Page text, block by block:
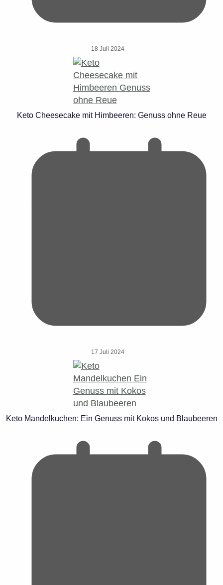
18 Juli 2024
Keto Cheesecake mit Himbeeren: Genuss ohne Reue
17 Juli 2024
Keto Mandelkuchen: Ein Genuss mit Kokos und Blaubeeren